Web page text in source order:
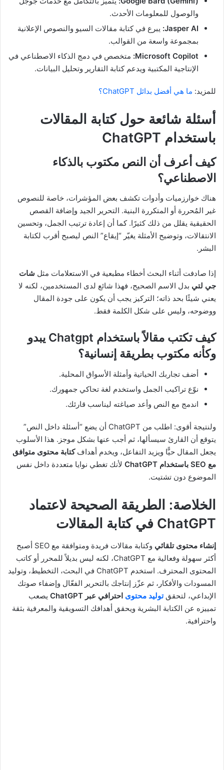
والوصول للمعلومات الأحدث.
Jasper AI: يبرع في كتابة مقالات السيو والنصوص الإعلانية
بمجموعة واسعة من القوالب.
Microsoft Copilot: متخصص في دمج الذكاء الاصطناعي في
الإنتاجية المكتبية ويدعم كتابة التقارير وتحليل البيانات.
للمزيد: ما هي أفضل بدائل ChatGPT؟
أسئلة شائعة حول كتابة المقالات
باستخدام ChatGPT
كيف أعرف أن النص مكتوب بالذكاء
الاصطناعي؟
هناك خوارزميات وأدوات تكشف بعض المؤشرات، خاصة للنصوص
غير المُحررة أو المتكررة البنية. التحرير الجيد وإضافة القصص
الحقيقية يقلل من ذلك كثيرًا. كما أن إعادة ترتيب الجمل، وتحسين
الانتقالات، وتوضيح الأمثلة يغيّر “إيقاع” النص ليصبح أقرب لكتابة
البشر.
إذا صادفت أثناء البحث أخطاء مطبعية في الاستعلامات مثل شات
جي لتي بدل الاسم الصحيح، فهذا شائع لدى المستخدمين، لكنه لا
يعني شيئًا بحد ذاته؛ التركيز يجب أن يكون على جودة المقال
ووضوحه، وليس على شكل الكلمة فقط.
كيف تكتب مقالاً باستخدام Chatgpt يبدو
وكأنه مكتوب بطريقة إنسانية؟
أضف تجاربك الحياتية وأمثلة الأسواق المحلية.
نوّع تراكيب الجمل واستخدم لغة تحاكي جمهورك.
اندمج مع النص وأعد صياغته ليناسب قارئك.
ولنتيجة أقوى: اطلب من ChatGPT أن يضع “أسئلة داخل النص”
يتوقع أن القارئ سيسألها، ثم أجب عنها بشكل موجز. هذا الأسلوب
يجعل المقال حيًّا ويزيد التفاعل، ويخدم أهدافكتابة محتوى متوافق
مع SEO باستخدام ChatGPT
لأنك تغطي نوايا متعددة داخل نفس
الموضوع دون تشتيت.
الخلاصة: الطريقة الصحيحة لاعتماد
ChatGPT في كتابة المقالات
إنشاء محتوى تلقائي
وكتابة مقالات فريدة ومتوافقة مع SEO أصبح
أكثر سهولة وفعالية مع ChatGPT، لكنه ليس بديلاً للمحرر أو كاتب
المحتوى المحترف. استخدم ChatGPT في البحث، التخطيط، وتوليد
المسودات والأفكار، ثم عزّز إنتاجك بالتحرير الفعّال وإضفاء صوتك
الإبداعي، لتحققتوليد محتوى احترافي عبر ChatGPT
يصعب
تمييزه عن الكتابة البشرية ويحقق أهدافك التسويقية والمعرفية بثقة
واحترافية.